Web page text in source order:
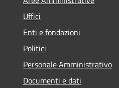
Uffici
Enti e fondazioni
Politici
Personale Amministrativo
Documenti e dati